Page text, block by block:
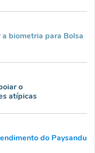
biometria para Bolsa
o
atípicas
do Paysandu